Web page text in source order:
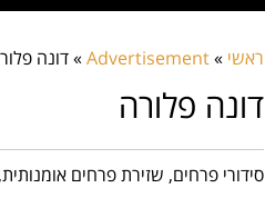
ראשי »
Advertisement
» דונה
דונה פלורה
סידורי פרחים, שזירת פרחים